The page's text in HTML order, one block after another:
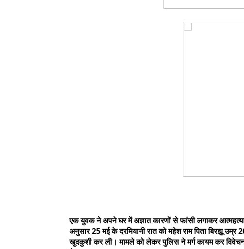
एक युवक ने अपने घर में अज्ञात कारणों से फांसी लगाकर
अनुसार 25 मई के दरमियानी रात को महेश राम पिता बिरझू
खुदकुशी कर ली। मामले को लेकर पुलिस ने मर्ग कायम कर